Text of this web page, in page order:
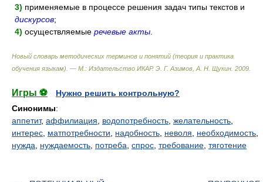
3) применяемые в процессе решения задач типы текстов и
дискурсов;
4) осуществляемые речевые акты
Новый словарь методических терминов и понятий (теория и практика
обучения языкам). — М.: Издательство ИКАР. Э. Г. Азимов, А. Н. Щукин 2009
Игры ⚽
Нужно решить контрольную?
Синонимы:
аппетит, аффилиация водопотребность желательность
интерес матпотребности надобность неволя необходимость
нужда
нуждаемость потреба спрос требование тяготение